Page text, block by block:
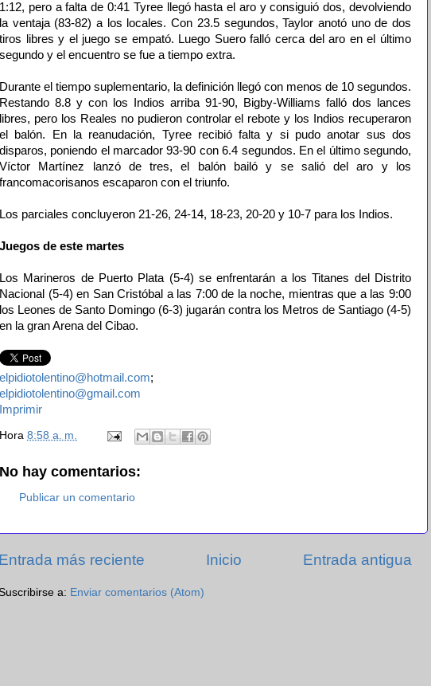
1:12, pero a falta de 0:41 Tyree llegó hasta el aro y consiguió dos, devolviendo
la ventaja (83-82) a los locales. Con 23.5 segundos, Taylor anotó uno de dos
tiros libres y el juego se empató. Luego Suero falló cerca del aro en el último
segundo y el encuentro se fue a tiempo extra.
Durante el tiempo suplementario, la definición llegó con menos de 10 segundos.
Restando 8.8 y con los Indios arriba 91-90, Bigby-Williams falló dos lances
libres, pero los Reales no pudieron controlar el rebote y los Indios recuperaron
el balón. En la reanudación, Tyree recibió falta y si pudo anotar sus dos
disparos, poniendo el marcador 93-90 con 6.4 segundos. En el último segundo,
Víctor Martínez lanzó de tres, el balón bailó y se salió del aro y los
francomacorisanos escaparon con el triunfo.
Los parciales concluyeron 21-26, 24-14, 18-23, 20-20 y 10-7 para los Indios.
Juegos de este martes
Los Marineros de Puerto Plata (5-4) se enfrentarán a los Titanes del Distrito
Nacional (5-4) en San Cristóbal a las 7:00 de la noche, mientras que a las 9:00
los Leones de Santo Domingo (6-3) jugarán contra los Metros de Santiago (4-5)
en la gran Arena del Cibao.
elpidiotolentino@hotmail.com;
elpidiotolentino@gmail.com
Imprimir
Hora 8:58 a. m.
No hay comentarios:
Publicar un comentario
Entrada más reciente Entrada antigua
Inicio
a: Enviar comentarios (Atom)